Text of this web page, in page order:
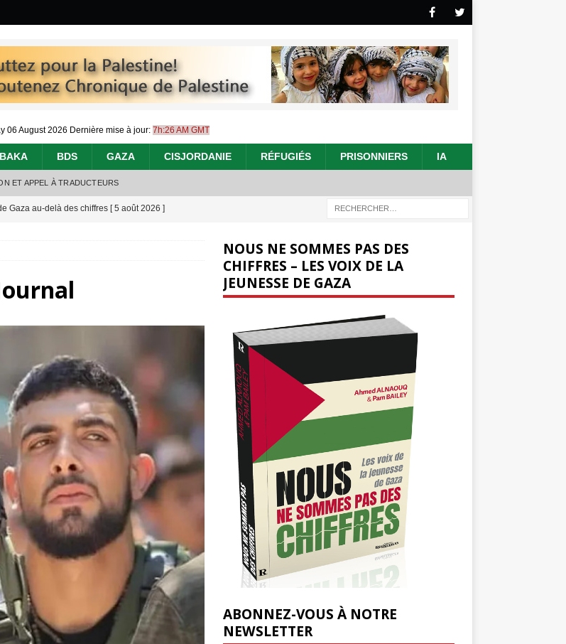
06 August 2026 Dernière mise à jour: 7h:26 AM GMT
BDS GAZA CISJORDANIE RÉFUGIÉS PRISONNIERS IA
ET APPEL À TRADUCTEURS
Gaza au-delà des chiffres [ 5 août 2026 ]
de paix » à Gaza, les Israéliens multiplie les
comme d’une poubelle pour leurs déchets
de paix » à Gaza et la propagande occidentale
NOUS NE SOMMES PAS DES
CHIFFRES – LES VOIX DE LA
JEUNESSE DE GAZA
ABONNEZ-VOUS À NOTRE
NEWSLETTER